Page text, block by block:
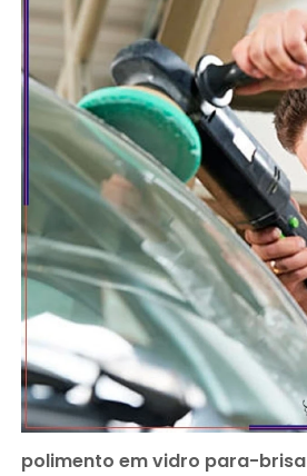
polimento em vidro para-brisa